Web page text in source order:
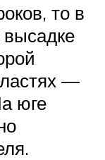
то в
высадке
—
юге